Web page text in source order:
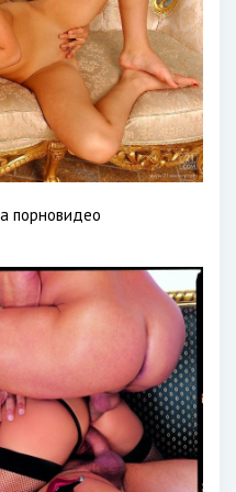
порновидео